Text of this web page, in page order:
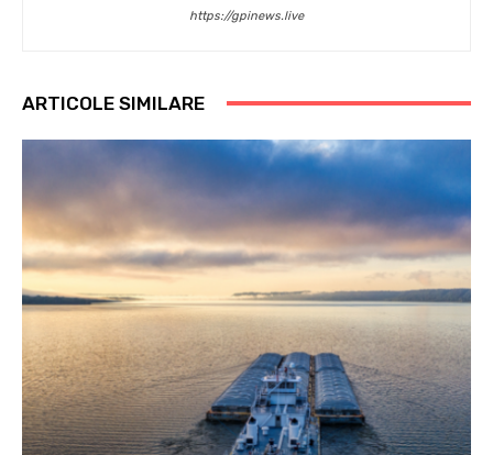
https://gpinews.live
ARTICOLE SIMILARE